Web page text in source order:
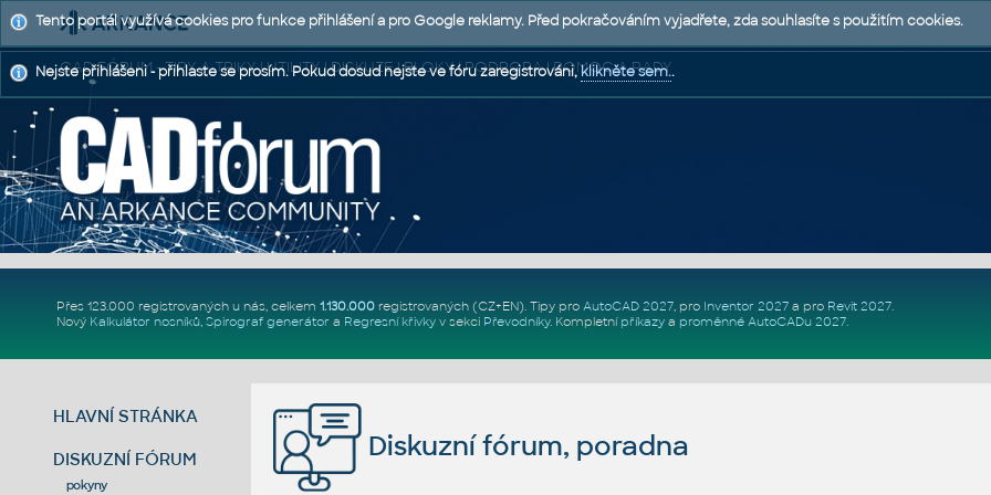
CAD FÓRUM - TIPY A TRIKY | UTILITY | DISKUZE | BLOKY | PODPORA | POMOC A RADY
Přes 123.000 registrovaných u nás, celkem 1.130.000registrovaných (CZ+EN). Tipy pro AutoCAD 2027, pro Inventor 2027a pro Revit 2027.
Nový Kalkulátor nosníků, Spirograf generátor a Regresní křivkyv sekci Převodníky. Kompletní příkazya proměnné AutoCADu 2027.
HLAVNÍ STRÁNKA
DISKUZNÍ FÓRUM
pokyny
Diskuzní fórum, poradna
Tento portál využívá cookies pro funkce přihlášení a pro Google reklamy. Před pokračováním vyjadřete, zda souhlasíte s použitím cookies.
Nejste přihlášeni - přihlaste se prosím. Pokud dosud nejste ve fóru zaregistrováni,klikněte sem..